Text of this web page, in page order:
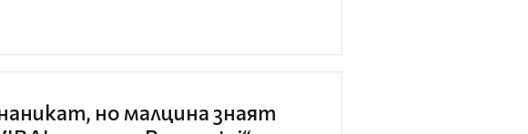
но малцина знаят